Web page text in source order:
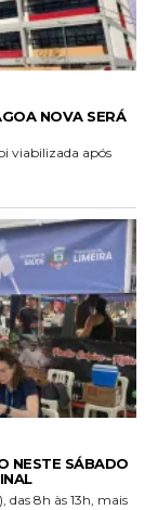
NOVA SERÁ
viabilizada após
NESTE SÁBADO
das 8h às 13h, mais